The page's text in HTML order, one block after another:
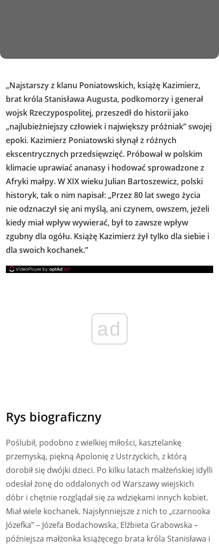
„Najstarszy z klanu Poniatowskich, książę Kazimierz,
brat króla Stanisława Augusta, podkomorzy i generał
wojsk Rzeczypospolitej, przeszedł do historii jako
„najlubieżniejszy człowiek i największy próżniak” swojej
epoki. Kazimierz Poniatowski słynął z różnych
ekscentrycznych przedsięwzięć. Próbował w polskim
klimacie uprawiać ananasy i hodować sprowadzone z
Afryki małpy. W XIX wieku Julian Bartoszewicz, polski
historyk, tak o nim napisał: „Przez 80 lat swego życia
nie odznaczył się ani myślą, ani czynem, owszem, jeżeli
kiedy miał wpływ wywierać, był to zawsze wpływ
zgubny dla ogółu. Książę Kazimierz żył tylko dla siebie i
dla swoich kochanek.”
ad
Rys biograficzny
Poślubił, podobno z wielkiej miłości, kasztelankę
przemyską, piękną Apolonię z Ustrzyckich, z którą
dorobił się dwójki dzieci. Po kilku latach małżeńskiej idylli
odesłał żonę do oddalonych od Warszawy wiejskich
dóbr i chętnie rozglądał się za wdziękami innych kobiet.
Miał wiele kochanek. Najsłynniejsze z nich to „czarnooka
Józefka” – Józefa Bodachowska, Elżbieta Grabowska –
późniejsza małżonka książęcego brata króla Stanisława i